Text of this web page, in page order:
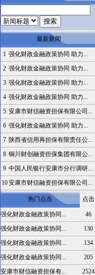
最新新闻
1 强化财政金融政策协同 助力...
2 强化财政金融政策协同 助力...
3 强化财政金融政策协同 助力...
4 强化财政金融政策协同 助力...
5 安康市财信融资担保有限公司...
6 强化财政金融政策协同 助力...
7 陕西省信用再担保有限责任公...
8 铜川财创融资担保集团有限公...
9 中国人民银行安康市分行调研...
10安康市财信融资担保有限公司...
热门点击 点击
强化财政金融政策协同...
46
强化财政金融政策协同...
130
强化财政金融政策协同...
134
强化财政金融政策协同...
205
安康市财信融资担保有...
2524